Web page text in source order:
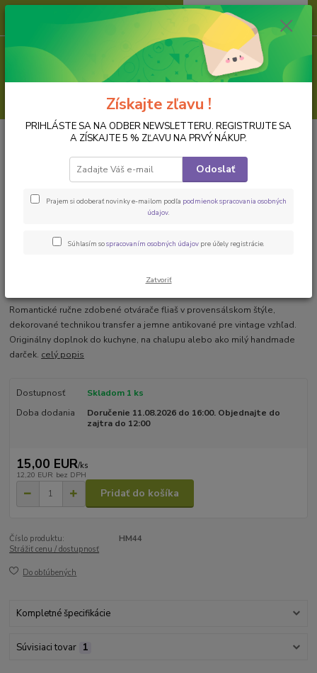
ks
za 0,00 EUR
Hotové výrobky - Hand made dekorácie 3 X Otvárače fľiaš
3 X Otvárače fľiaš
Novinka
Romantické ručne zdobené otvárače fliaš v provensálskom štýle,
dekorované technikou transfer a jemne antikované pre vintage vzhľad.
Originálny doplnok do kuchyne, na chalupu alebo ako milý handmade
darček. celý popis
Dostupnosť
Skladom 1 ks
Doba dodania
Doručenie 11.08.2026 do 16:00. Objednajte do
zajtra do 12:00
15,00 EUR/ks
12,20 EUR bez DPH
Pridať do košíka
Číslo produktu:
HM44
Strážiť cenu / dostupnosť
Do obľúbených
Kompletné špecifikácie
Súvisiaci tovar 1
Získajte zľavu !
PRIHLÁSTE SA NA ODBER NEWSLETTERU. REGISTRUJTE SA
A ZÍSKAJTE 5 % ZĽAVU NA PRVÝ NÁKUP.
Odoslať
Prajem si odoberať novinky e-mailom podľa podmienok spracovania osobných
údajov.
Súhlasím sospracovaním osobných údajov pre účely registrácie.
Zatvoriť